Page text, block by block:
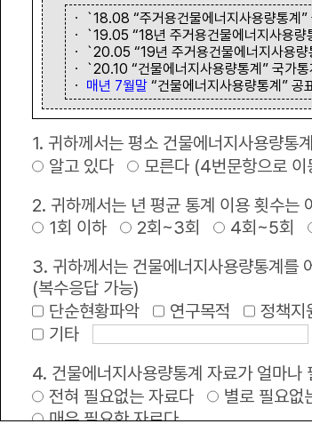
ESG 건물에너지
녹색 정책•정보
공지사항
2025년 건물에너지 사용량 통계 정보제공
브이월드 서비스 고도화로 인한 서비스 제공 제한 공지
2026년 공공건축물 그린리모델링 종합사업지원 전무수
2025년 녹색건축한마당 개최 안내
ㆍ `18.08 “주거용건물에너지사용량통
ㆍ `19.05 “18년 주거용건물에너지사용량
ㆍ `20.05 “19년 주거용건물에너지사용량
ㆍ `20.10 “건물에너지사용량통계” 국가
ㆍ 매년 7월말 “건물에너지사용량통계” 공
1. 귀하께서는 평소 건물에너지사용량통
알고 있다
모른다 (4번문항으로 이
2. 귀하께서는 년 평균 통계 이용 횟수는
1회 이하
2회~3회 4회~5회
3. 귀하께서는 건물에너지사용량통계를
(복수응답 가능)
단순현황파악
연구목적 정책지
기타
4. 건물에너지사용량통계 자료가 얼마나
전혀 필요없는 자료다
별로 필요없
매우 필요한 자료다